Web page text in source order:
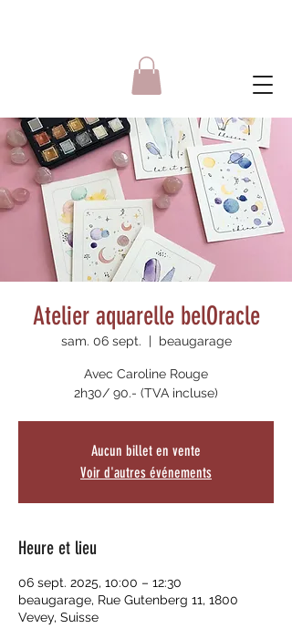
Atelier aquarelle belOracle
sam. 06 sept.
  |
beaugarage
Avec Caroline Rouge
2h30/ 90.- (TVA incluse)
Aucun billet en vente
Voir d'autres événements
Heure et lieu
06 sept. 2025, 10:00 – 12:30
beaugarage, Rue Gutenberg 11, 1800
Vevey, Suisse